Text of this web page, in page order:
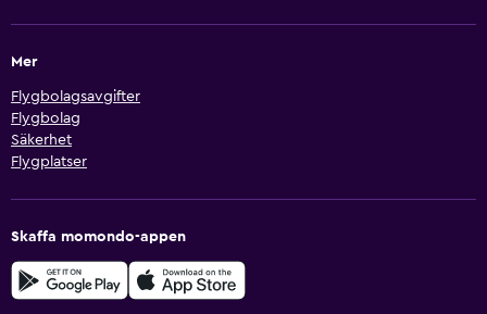
Mer
Flygbolagsavgifter
Flygbolag
Säkerhet
Flygplatser
Skaffa momondo-appen